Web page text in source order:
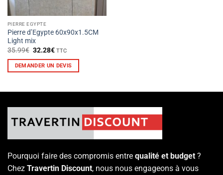
PIERRE EGYPTE
Pierre d’Egypte 60x90x1.5CM
Light mix
35.99€ Le
initial
était :
32.28€Le
actuel
est :
TTC
DEMANDER UN DEVIS
Pourquoi faire des compromis entre qualité et budget ?
Chez Travertin Discount, nous nous engageons à vous